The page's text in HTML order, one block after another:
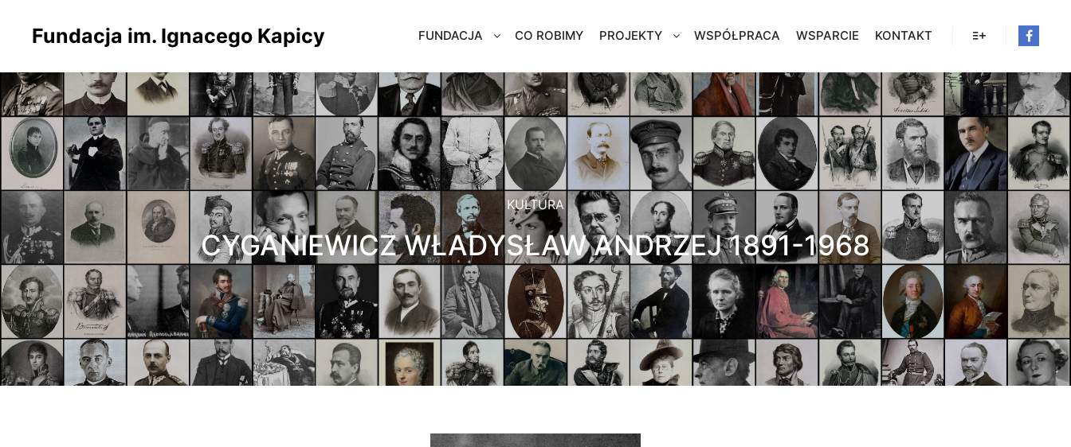
Fundacja im. Ignacego Kapicy FUNDACJA CO ROBIMY PROJEKTY WSPÓŁPRACA WSPARCIE KONTAKT
KULTURA
CYGANIEWICZ WŁADYSŁAW ANDRZEJ 1891-1968